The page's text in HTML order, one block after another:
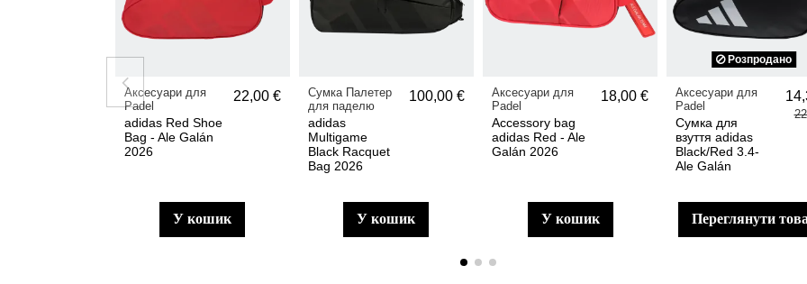
Аксесуари для
Padel
adidas Red Shoe
Bag - Ale Galán
2026
22,00 €
у кошик
Сумка Палетер
для паделю
adidas
Multigame
Black Racquet
Bag 2026
100,00 €
у кошик
Аксесуари для
Padel
Accessory bag
adidas Red - Ale
Galán 2026
18,00 €
у кошик
Розпродано
Аксесуари для
Padel
Сумка для
взуття adidas
Black/Red 3.4-
Ale Galán
переглянути